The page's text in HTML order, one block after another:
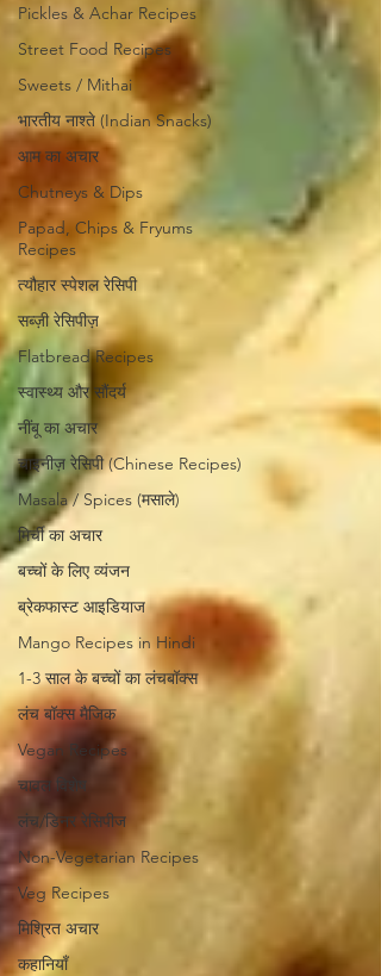
Pickles & Achar Recipes
Street Food Recipes
Sweets / Mithai
भारतीय नाश्ते (Indian Snacks)
आम का अचार
Chutneys & Dips
Papad, Chips & Fryums
Recipes
त्यौहार स्पेशल रेसिपी
सब्ज़ी रेसिपीज़
Flatbread Recipes
स्वास्थ्य और सौंदर्य
नींबू का अचार
चाइनीज़ रेसिपी (Chinese Recipes)
Masala / Spices (मसाले)
मिर्ची का अचार
बच्चों के लिए व्यंजन
ब्रेकफास्ट आइडियाज
Mango Recipes in Hindi
1-3 साल के बच्चों का लंचबॉक्स
लंच बॉक्स मैजिक
Vegan Recipes
चावल विशेष
लंच/डिनर रेसिपीज
Non-Vegetarian Recipes
Veg Recipes
मिश्रित अचार
कहानियाँ